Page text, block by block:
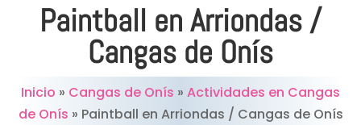
Paintball en Arriondas /
Cangas de Onís
Inicio » Cangas de Onís » Actividades en Cangas
de Onís » Paintball en Arriondas / Cangas de Onís